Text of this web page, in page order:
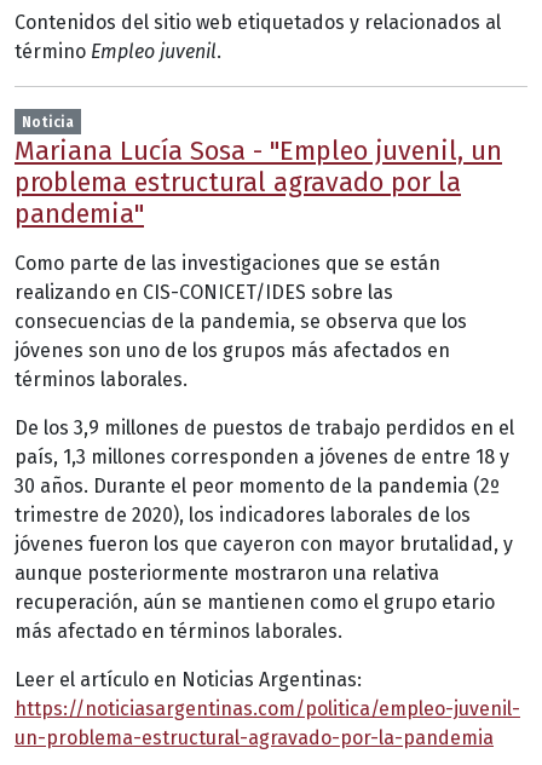
Contenidos del sitio web etiquetados y relacionados al
término Empleo juvenil.
Noticia
Mariana Lucía Sosa - "Empleo juvenil, un
problema estructural agravado por la
pandemia"
Como parte de las investigaciones que se están
realizando en CIS-CONICET/IDES sobre las
consecuencias de la pandemia, se observa que los
jóvenes son uno de los grupos más afectados en
términos laborales.
De los 3,9 millones de puestos de trabajo perdidos en el
país, 1,3 millones corresponden a jóvenes de entre 18 y
30 años. Durante el peor momento de la pandemia (2º
trimestre de 2020), los indicadores laborales de los
jóvenes fueron los que cayeron con mayor brutalidad, y
aunque posteriormente mostraron una relativa
recuperación, aún se mantienen como el grupo etario
más afectado en términos laborales.
Leer el artículo en Noticias Argentinas:
https://noticiasargentinas.com/politica/empleo-juvenil-
un-problema-estructural-agravado-por-la-pandemia